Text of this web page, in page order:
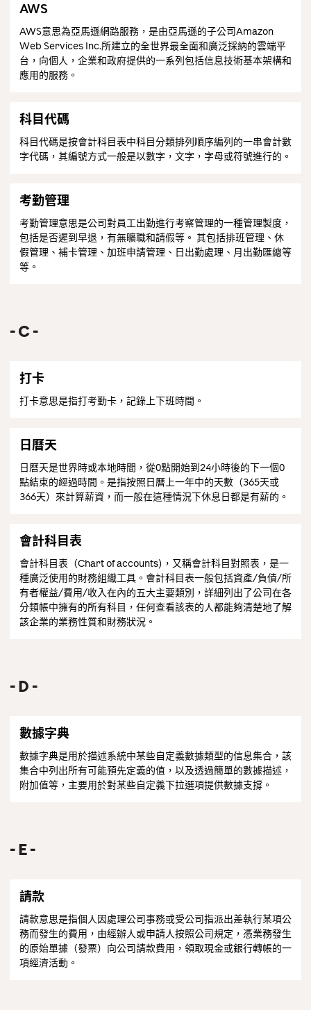
AWS
AWS意思為亞馬遜網路服務，是由亞馬遜的子公司Amazon
Web Services Inc.所建立的全世界最全面和廣泛採納的雲端平
台，向個人，企業和政府提供的一系列包括信息技術基本架構和
應用的服務。
科目代碼
科目代碼是按會計科目表中科目分類排列順序編列的一串會計數
字代碼，其編號方式一般是以數字，文字，字母或符號進行的。
考勤管理
考勤管理意思是公司對員工出勤進行考察管理的一種管理製度，
包括是否遲到早退，有無曠職和請假等。 其包括排班管理、休
假管理、補卡管理、加班申請管理、日出勤處理、月出勤匯總等
等。
C
打卡
打卡意思是指打考勤卡，記錄上下班時間。
日曆天
日曆天是世界時或本地時間，從0點開始到24小時後的下一個0
點結束的經過時間。是指按照日曆上一年中的天數（365天或
366天）來計算薪資，而一般在這種情況下休息日都是有薪的。
會計科目表
會計科目表（Chart of accounts)，又稱會計科目對照表，是一
種廣泛使用的財務組織工具。會計科目表一般包括資產/負債/所
有者權益/費用/收入在內的五大主要類別，詳細列出了公司在各
分類帳中擁有的所有科目，任何查看該表的人都能夠清楚地了解
該企業的業務性質和財務狀況。
D
數據字典
數據字典是用於描述系統中某些自定義數據類型的信息集合，該
集合中列出所有可能預先定義的值，以及透過簡單的數據描述，
附加值等，主要用於對某些自定義下拉選項提供數據支撐。
E
請款
請款意思是指個人因處理公司事務或受公司指派出差執行某項公
務而發生的費用，由經辦人或申請人按照公司規定，憑業務發生
的原始單據（發票）向公司請款費用，領取現金或銀行轉帳的一
項經濟活動。